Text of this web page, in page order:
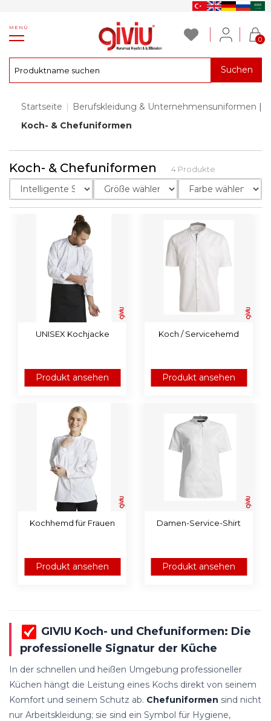
MENÜ
0
Suchen
Startseite | Berufskleidung & Unternehmensuniformen |
Koch- & Chefuniformen
Koch- & Chefuniformen 4 Produkte
UNISEX Kochjacke
Produkt ansehen
Koch / Servicehemd
Produkt ansehen
Kochhemd für Frauen
Produkt ansehen
Damen-Service-Shirt
Produkt ansehen
GIVIU Koch- und Chefuniformen: Die
professionelle Signatur der Küche
In der schnellen und heißen Umgebung professioneller
Küchen hängt die Leistung eines Kochs direkt von seinem
Komfort und seinem Schutz ab. Chefuniformen sind nicht
nur Arbeitskleidung; sie sind ein Symbol für Hygiene,